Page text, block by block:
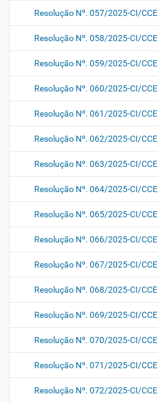
Resolução Nº. 057/2025-CI/CCE
Resolução Nº. 058/2025-CI/CCE
Resolução Nº. 059/2025-CI/CCE
Resolução Nº. 060/2025-CI/CCE
Resolução Nº. 061/2025-CI/CCE
Resolução Nº. 062/2025-CI/CCE
Resolução Nº. 063/2025-CI/CCE
Resolução Nº. 064/2025-CI/CCE
Resolução Nº. 065/2025-CI/CCE
Resolução Nº. 066/2025-CI/CCE
Resolução Nº. 067/2025-CI/CCE
Resolução Nº. 068/2025-CI/CCE
Resolução Nº. 069/2025-CI/CCE
Resolução Nº. 070/2025-CI/CCE
Resolução Nº. 071/2025-CI/CCE
Resolução Nº. 072/2025-CI/CCE